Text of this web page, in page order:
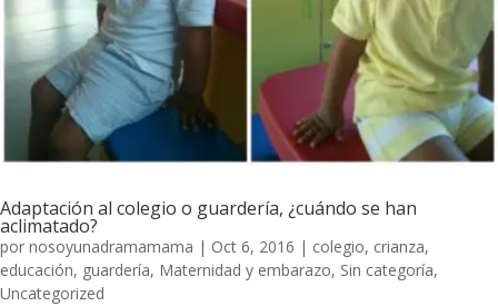
Adaptación al colegio o guardería, ¿cuándo se han
aclimatado?
por nosoyunadramamama | Oct 6, 2016 | colegio, crianza,
educación, guardería, Maternidad y embarazo, Sin categoría,
Uncategorized